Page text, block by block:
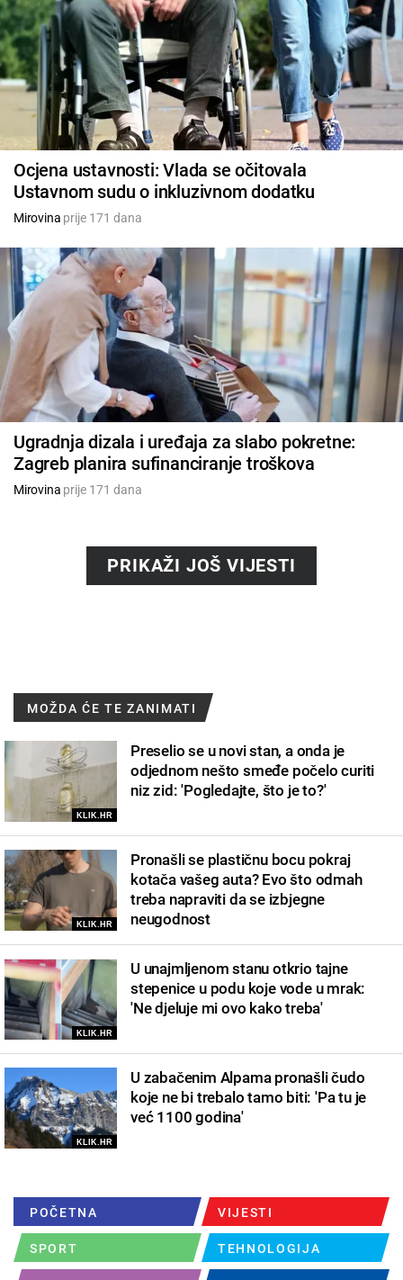
Ocjena ustavnosti: Vlada se očitovala
Ustavnom sudu o inkluzivnom dodatku
Mirovina prije 171 dana
Ugradnja dizala i uređaja za slabo pokretne:
Zagreb planira sufinanciranje troškova
Mirovina prije 171 dana
PRIKAŽI JOŠ VIJESTI
MOŽDA ĆE TE ZANIMATI
KLIK.HR
Preselio se u novi stan, a onda je
odjednom nešto smeđe počelo curiti
niz zid: 'Pogledajte, što je to?'
KLIK.HR
Pronašli se plastičnu bocu pokraj
kotača vašeg auta? Evo što odmah
treba napraviti da se izbjegne
neugodnost
KLIK.HR
U unajmljenom stanu otkrio tajne
stepenice u podu koje vode u mrak:
'Ne djeluje mi ovo kako treba'
KLIK.HR
U zabačenim Alpama pronašli čudo
koje ne bi trebalo tamo biti: 'Pa tu je
već 1100 godina'
POČETNA VIJESTI
SPORT TEHNOLOGIJA